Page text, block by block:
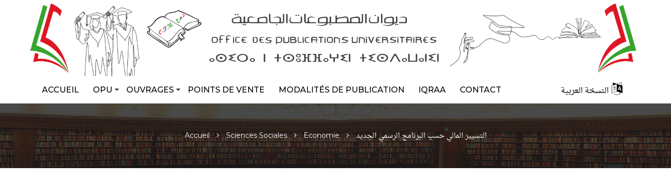
ACCUEIL OPU OUVRAGES POINTS DE VENTE MODALITÉS DE PUBLICATION IQRAA CONTACT النسخة العربية
Accueil Sciences Sociales Economie التسيير المالي حسب البرنامج الرسمي الجديد